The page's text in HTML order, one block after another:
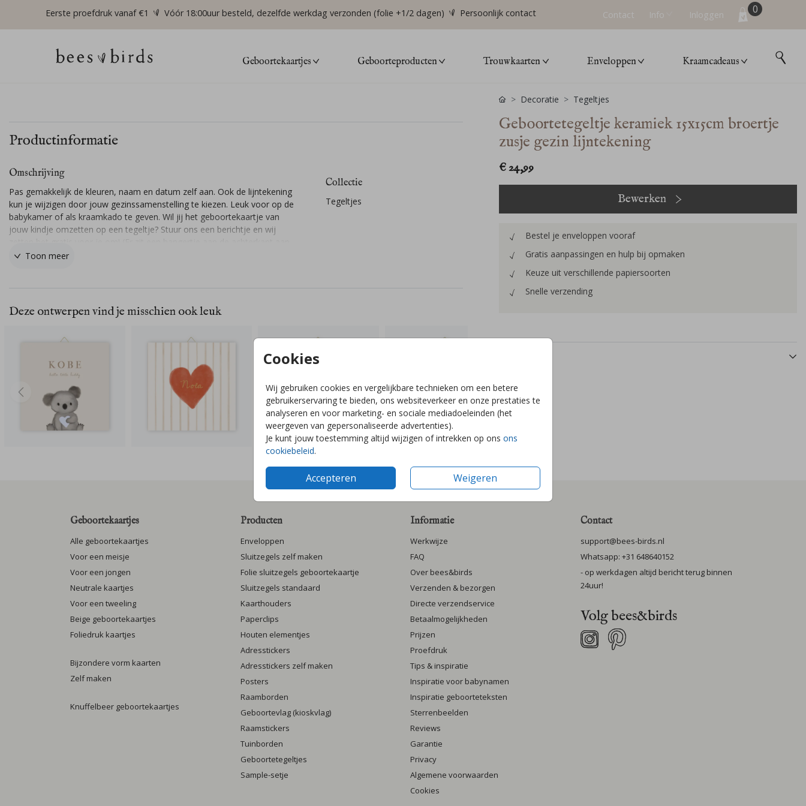
Eerste proefdruk vanaf €1 Vóór 18:00uur besteld, dezelfde werkdag verzonden (folie +1/2 dagen) Persoonlijk contact Contact Info Inloggen 0
Geboortekaartjes Geboorteproducten Trouwkaarten Enveloppen Kraamcadeaus
Cookies
Wij gebruiken cookies en vergelijkbare technieken om een betere
gebruikerservaring te bieden, ons websiteverkeer en onze prestaties te
analyseren en voor marketing- en sociale mediadoeleinden (het
weergeven van gepersonaliseerde advertenties).
Je kunt jouw toestemming altijd wijzigen of intrekken op ons ons
cookiebeleid.
Accepteren Weigeren
Productinformatie
Omschrijving
Pas gemakkelijk de kleuren, naam en datum zelf aan. Ook de lijntekening
kun je wijzigen door jouw gezinssamenstelling te kiezen. Leuk voor op de
babykamer of als kraamkado te geven. Wil jij het geboortekaartje van
jouw kindje omzetten op een tegeltje? Stuur ons een berichtje en wij
zodat je het op kunt hangen, ook mogelijk in 10x10cm).
Toon meer
Collectie
Tegeltjes
Deze ontwerpen vind je misschien ook leuk
Decoratie Tegeltjes
Geboortetegeltje keramiek 15x15cm broertje
zusje gezin lijntekening
€ 24,99
Bewerken
Bestel je enveloppen vooraf
Gratis aanpassingen en hulp bij opmaken
Keuze uit verschillende papiersoorten
Snelle verzending
Geboortekaartjes
Alle geboortekaartjes
Voor een meisje
Voor een jongen
Neutrale kaartjes
Voor een tweeling
Beige geboortekaartjes
Foliedruk kaartjes
Bijzondere vorm kaarten
Zelf maken
Knuffelbeer geboortekaartjes
Producten
Enveloppen
Sluitzegels zelf maken
Folie sluitzegels geboortekaartje
Sluitzegels standaard
Kaarthouders
Paperclips
Houten elementjes
Adresstickers
Adresstickers zelf maken
Posters
Raamborden
Geboortevlag (kioskvlag)
Raamstickers
Tuinborden
Geboortetegeltjes
Sample-setje
Informatie
Werkwijze
FAQ
Over bees&birds
Verzenden & bezorgen
Directe verzendservice
Betaalmogelijkheden
Prijzen
Proefdruk
Tips & inspiratie
Inspiratie voor babynamen
Inspiratie geboorteteksten
Sterrenbeelden
Reviews
Garantie
Privacy
Algemene voorwaarden
Cookies
Contact
support@bees-birds.nl
Whatsapp: +31 648640152
- op werkdagen altijd bericht terug binnen
24uur!
Volg bees&birds